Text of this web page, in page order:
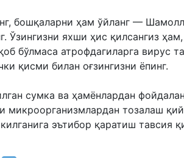
бошқаларни ҳам ўйланг —
Ўзингизни яхши ҳис қилсангиз
бўлмаса атрофдагиларга вирус
қисми билан оғзингизни ёпинг.
сумка ва ҳамёнлардан
микроорганизмлардан тозалаш
эътибор қаратиш тавсия